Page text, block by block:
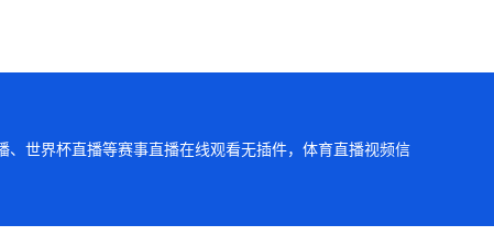
世界杯直播等赛事直播在线观看无插件，体育直播视频信